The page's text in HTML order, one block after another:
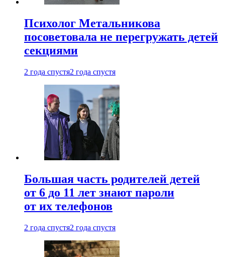
Психолог Метальникова
посоветовала не перегружать детей
секциями
2 года спустя2 года спустя
Большая часть родителей детей
от 6 до 11 лет знают пароли
от их телефонов
2 года спустя2 года спустя